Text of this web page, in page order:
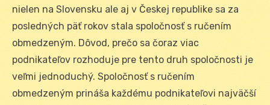
nielen na Slovensku ale aj v Českej republike sa za
posledných päť rokov stala spoločnosť s ručením
obmedzeným. Dôvod, prečo sa čoraz viac
podnikateľov rozhoduje pre tento druh spoločnosti je
veľmi jednoduchý. Spoločnosť s ručením
obmedzeným prináša každému podnikateľovi najväčší